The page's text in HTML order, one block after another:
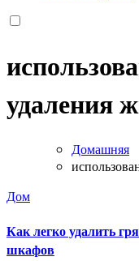
удаления
Домашняя
Дом
Как легко удалить
шкафов